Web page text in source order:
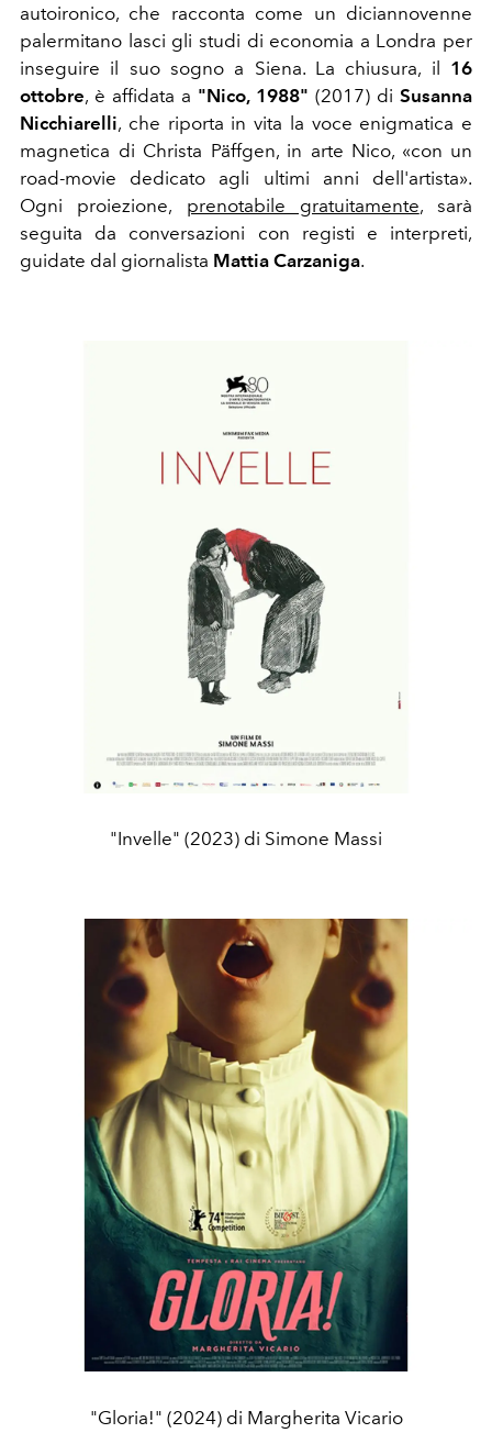
autoironico, che racconta come un diciannovenne
palermitano lasci gli studi di economia a Londra per
inseguire il suo sogno a Siena. La chiusura, il 16
ottobre, è affidata a "Nico, 1988" (2017) di Susanna
Nicchiarelli, che riporta in vita la voce enigmatica e
magnetica di Christa Päffgen, in arte Nico, «con un
road-movie dedicato agli ultimi anni dell'artista».
Ogni proiezione, prenotabile gratuitamente, sarà
seguita da conversazioni con registi e interpreti,
guidate dal giornalista Mattia Carzaniga.
"Invelle" (2023) di Simone Massi
"Gloria!" (2024) di Margherita Vicario